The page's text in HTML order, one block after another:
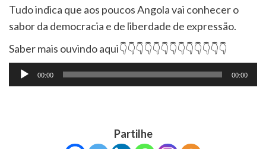
Tudo indica que aos poucos Angola vai conhecer o
sabor da democracia e de liberdade de expressão.
Saber mais ouvindo aqui👇👇👇👇👇👇👇👇👇👇👇👇👇
Tocador
de
00:00 00:00
Partilhe